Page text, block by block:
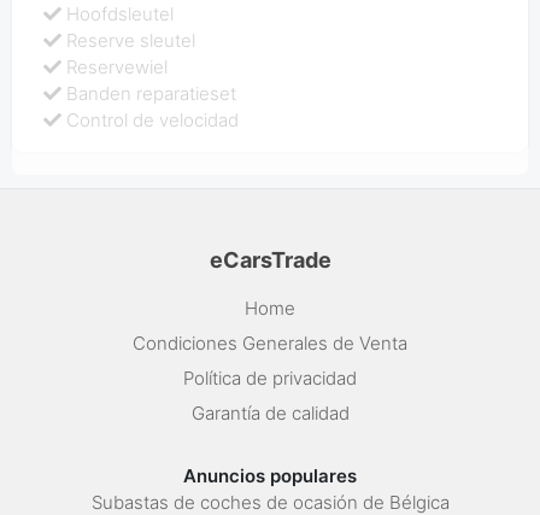
Hoofdsleutel
Reserve sleutel
Reservewiel
Banden reparatieset
Control de velocidad
eCarsTrade
Home
Condiciones Generales de Venta
Política de privacidad
Garantía de calidad
Anuncios populares
Subastas de coches de ocasión de Bélgica